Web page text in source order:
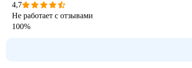
4,7
Не работает с отзывами
100%